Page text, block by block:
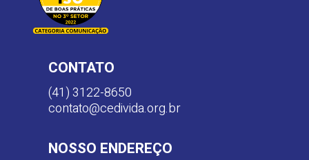
CONTATO
(41) 3122-8650
contato@cedivida.org.br
NOSSO ENDEREÇO